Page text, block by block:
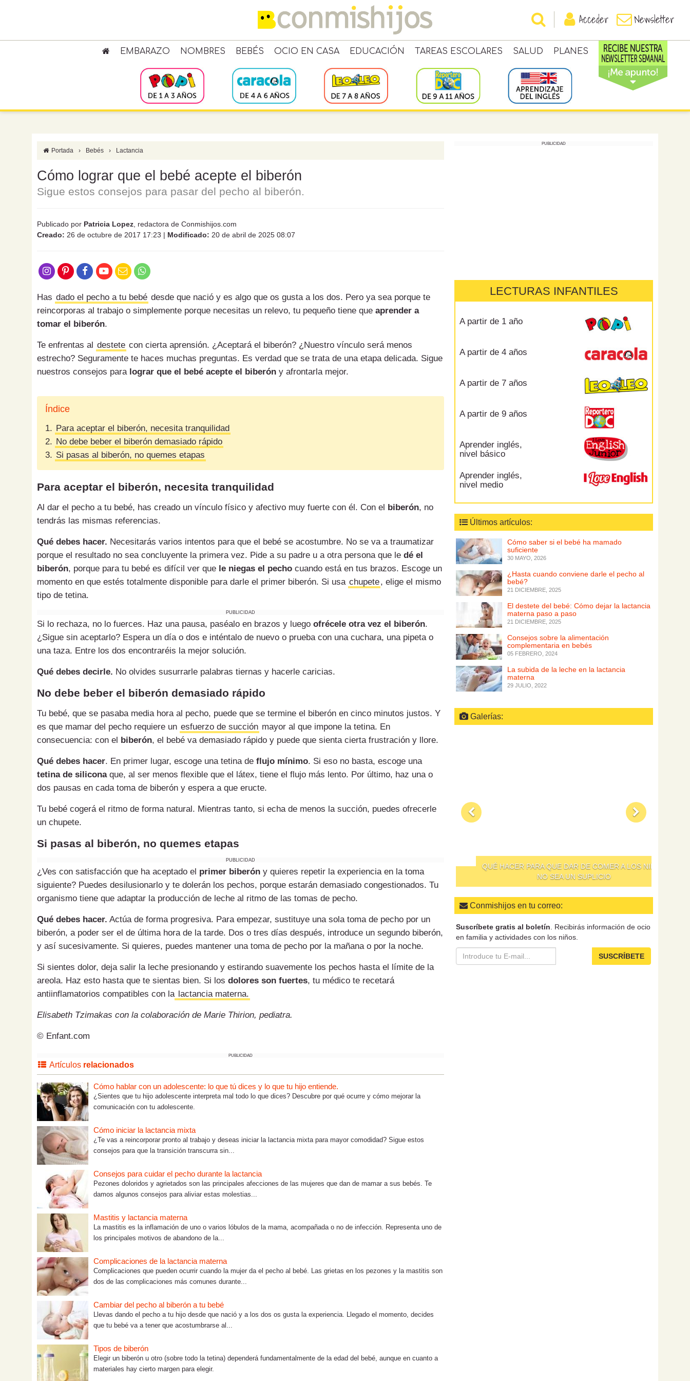
Acceder Newsletter
EMBARAZO NOMBRES BEBÉS OCIO EN CASA EDUCACIÓN TAREAS ESCOLARES SALUD PLANES
Portada › Bebés › Lactancia
Cómo lograr que el bebé acepte el biberón
Sigue estos consejos para pasar del pecho al biberón.
Publicado por Patricia Lopez , redactora de Conmishijos.com
Creado: 26 de octubre de 2017 17:23 | Modificado: 20 de abril de 2025 08:07
Has dado el pecho a tu bebé desde que nació y es algo que os gusta a los dos. Pero ya sea porque te
reincorporas al trabajo o simplemente porque necesitas un relevo, tu pequeño tiene que aprender a
tomar el biberón.
Te enfrentas al destete con cierta aprensión. ¿Aceptará el biberón? ¿Nuestro vínculo será menos
estrecho? Seguramente te haces muchas preguntas. Es verdad que se trata de una etapa delicada. Sigue
nuestros consejos para lograr que el bebé acepte el biberón y afrontarla mejor.
Índice
1. Para aceptar el biberón, necesita tranquilidad
2. No debe beber el biberón demasiado rápido
3. Si pasas al biberón, no quemes etapas
Para aceptar el biberón, necesita tranquilidad
Al dar el pecho a tu bebé, has creado un vínculo físico y afectivo muy fuerte con él. Con el biberón, no
tendrás las mismas referencias.
Qué debes hacer. Necesitarás varios intentos para que el bebé se acostumbre. No se va a traumatizar
porque el resultado no sea concluyente la primera vez. Pide a su padre u a otra persona que le dé el
biberón, porque para tu bebé es difícil ver que le niegas el pecho cuando está en tus brazos. Escoge un
momento en que estés totalmente disponible para darle el primer biberón. Si usa chupete, elige el mismo
tipo de tetina.
PUBLICIDAD
Si lo rechaza, no lo fuerces. Haz una pausa, paséalo en brazos y luego ofrécele otra vez el biberón.
¿Sigue sin aceptarlo? Espera un día o dos e inténtalo de nuevo o prueba con una cuchara, una pipeta o
una taza. Entre los dos encontraréis la mejor solución.
Qué debes decirle. No olvides susurrarle palabras tiernas y hacerle caricias.
No debe beber el biberón demasiado rápido
Tu bebé, que se pasaba media hora al pecho, puede que se termine el biberón en cinco minutos justos. Y
es que mamar del pecho requiere un esfuerzo de succión mayor al que impone la tetina. En
consecuencia: con el
biberón, el bebé va demasiado rápido y puede que sienta cierta frustración y llore.
Qué debes hacer. En primer lugar, escoge una tetina de flujo mínimo. Si eso no basta, escoge una
tetina de siliconaque, al ser menos flexible que el látex, tiene el flujo más lento. Por último, haz una o
dos pausas en cada toma de biberón y espera a que eructe.
Tu bebé cogerá el ritmo de forma natural. Mientras tanto, si echa de menos la succión, puedes ofrecerle
un chupete.
Si pasas al biberón, no quemes etapas
PUBLICIDAD
¿Ves con satisfacción que ha aceptado el primer biberón y quieres repetir la experiencia en la toma
siguiente? Puedes desilusionarlo y te dolerán los pechos, porque estarán demasiado congestionados. Tu
organismo tiene que adaptar la producción de leche al ritmo de las tomas de pecho.
Qué debes hacer. Actúa de forma progresiva. Para empezar, sustituye una sola toma de pecho por un
biberón, a poder ser el de última hora de la tarde. Dos o tres días después, introduce un segundo biberón,
y así sucesivamente. Si quieres, puedes mantener una toma de pecho por la mañana o por la noche.
Si sientes dolor, deja salir la leche presionando y estirando suavemente los pechos hasta el límite de la
areola. Haz esto hasta que te sientas bien. Si los dolores son fuertes, tu médico te recetará
antiinflamatorios compatibles con la lactancia materna.
Elisabeth Tzimakas con la colaboración de Marie Thirion, pediatra.
© Enfant.com
PUBLICIDAD
Artículos relacionados
Cómo hablar con un adolescente: lo que tú dices y lo que tu hijo entiende.
¿Sientes que tu hijo adolescente interpreta mal todo lo que dices? Descubre por qué ocurre y cómo mejorar la
comunicación con tu adolescente.
Cómo iniciar la lactancia mixta
¿Te vas a reincorporar pronto al trabajo y deseas iniciar la lactancia mixta para mayor comodidad? Sigue estos
consejos para que la transición transcurra sin...
Consejos para cuidar el pecho durante la lactancia
Pezones doloridos y agrietados son las principales afecciones de las mujeres que dan de mamar a sus bebés. Te
damos algunos consejos para aliviar estas molestias...
Mastitis y lactancia materna
La mastitis es la inflamación de uno o varios lóbulos de la mama, acompañada o no de infección. Representa uno de
los principales motivos de abandono de la...
Complicaciones de la lactancia materna
Complicaciones que pueden ocurrir cuando la mujer da el pecho al bebé. Las grietas en los pezones y la mastitis son
dos de las complicaciones más comunes durante...
Cambiar del pecho al biberón a tu bebé
Llevas dando el pecho a tu hijo desde que nació y a los dos os gusta la experiencia. Llegado el momento, decides
que tu bebé va a tener que acostumbrarse al...
Tipos de biberón
Elegir un biberón u otro (sobre todo la tetina) dependerá fundamentalmente de la edad del bebé, aunque en cuanto a
materiales hay cierto margen para elegir.
PUBLICIDAD
LECTURAS INFANTILES
A partir de 1 año
A partir de 4 años
A partir de 7 años
A partir de 9 años
Aprender inglés,
nivel básico
Aprender inglés,
nivel medio
Últimos artículos:
Cómo saber si el bebé ha mamado
suficiente
30 MAYO, 2026
¿Hasta cuando conviene darle el pecho al
bebé?
21 DICIEMBRE, 2025
El destete del bebé: Cómo dejar la lactancia
materna paso a paso
21 DICIEMBRE, 2025
Consejos sobre la alimentación
complementaria en bebés
05 FEBRERO, 2024
La subida de la leche en la lactancia
materna
29 JULIO, 2022
Galerías:
QUÉ HACER PARA QUE DAR DE COMER A LOS NIÑOS
NO SEA UN SUPLICIO
Conmishijos en tu correo:
Suscríbete gratis al boletín . Recibirás información de ocio
en familia y actividades con los niños.
SUSCRÍBETE